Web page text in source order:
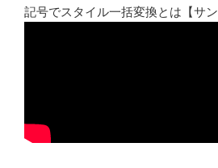
記号でスタイル一括変換とは【サ